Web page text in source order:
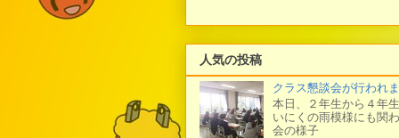
人気の投稿
クラス懇談会が行われ
本日、２年生から４年
いにくの雨模様にも関
会の様子